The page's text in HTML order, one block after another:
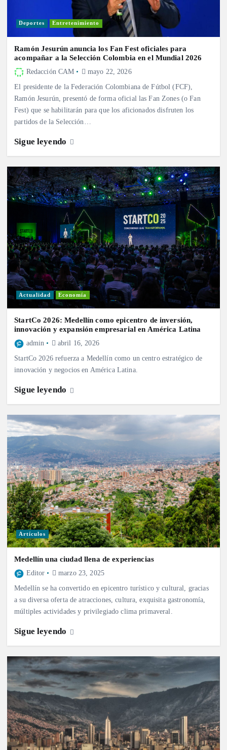
Deportes Entretenimiento
Ramón Jesurún anuncia los Fan Fest oficiales para
acompañar a la Selección Colombia en el Mundial 2026
Redacción CAM mayo 22, 2026
El presidente de la Federación Colombiana de Fútbol (FCF),
Ramón Jesurún, presentó de forma oficial las Fan Zones (o Fan
Fest) que se habilitarán para que los aficionados disfruten los
partidos de la Selección…
Sigue leyendo
Actualidad Economía
StartCo 2026: Medellín como epicentro de inversión,
innovación y expansión empresarial en América Latina
admin abril 16, 2026
StartCo 2026 refuerza a Medellín como un centro estratégico de
innovación y negocios en América Latina.
Sigue leyendo
Artículos
Medellín una ciudad llena de experiencias
Editor marzo 23, 2025
Medellín se ha convertido en epicentro turístico y cultural, gracias
a su diversa oferta de atracciones, cultura, exquisita gastronomía,
múltiples actividades y privilegiado clima primaveral.
Sigue leyendo